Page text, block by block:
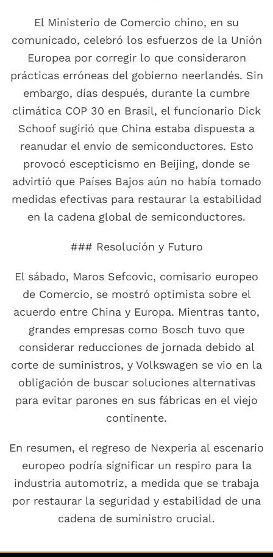
El Ministerio de Comercio chino, en su
comunicado, celebró los esfuerzos de la Unión
Europea por corregir lo que consideraron
prácticas erróneas del gobierno neerlandés. Sin
embargo, días después, durante la cumbre
climática COP 30 en Brasil, el funcionario Dick
Schoof sugirió que China estaba dispuesta a
reanudar el envío de semiconductores. Esto
provocó escepticismo en Beijing, donde se
advirtió que Países Bajos aún no había tomado
medidas efectivas para restaurar la estabilidad
en la cadena global de semiconductores.
### Resolución y Futuro
El sábado, Maros Sefcovic, comisario europeo
de Comercio, se mostró optimista sobre el
acuerdo entre China y Europa. Mientras tanto,
grandes empresas como Bosch tuvo que
considerar reducciones de jornada debido al
corte de suministros, y Volkswagen se vio en la
obligación de buscar soluciones alternativas
para evitar parones en sus fábricas en el viejo
continente.
En resumen, el regreso de Nexperia al escenario
europeo podría significar un respiro para la
industria automotriz, a medida que se trabaja
por restaurar la seguridad y estabilidad de una
cadena de suministro crucial.